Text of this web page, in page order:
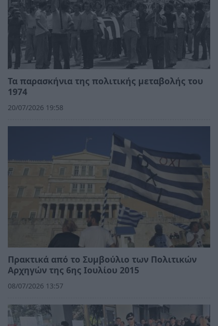
Τα παρασκήνια της πολιτικής μεταβολής του
1974
20/07/2026 19:58
Πρακτικά από το Συμβούλιο των Πολιτικών
Αρχηγών της 6ης Ιουλίου 2015
08/07/2026 13:57